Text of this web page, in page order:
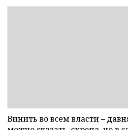
Винить во всем власти –